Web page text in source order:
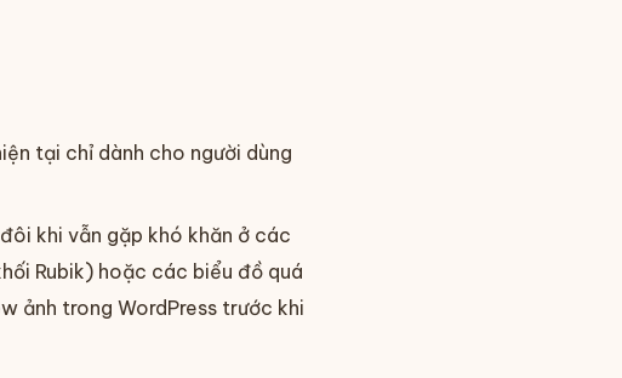
tại chỉ dành cho người dùng
đôi khi vẫn gặp khó khăn ở các
Rubik) hoặc các biểu đồ quá
ảnh trong WordPress trước khi